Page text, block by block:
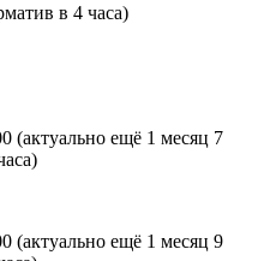
в 4 часа)
(актуально ещё 1 месяц 7
(актуально ещё 1 месяц 9